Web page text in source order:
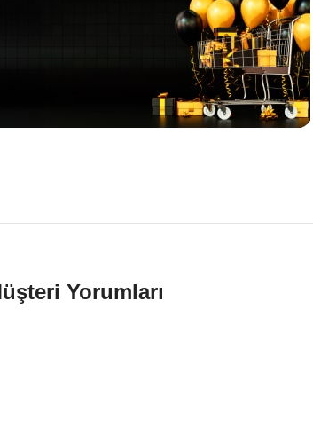
Yorumları